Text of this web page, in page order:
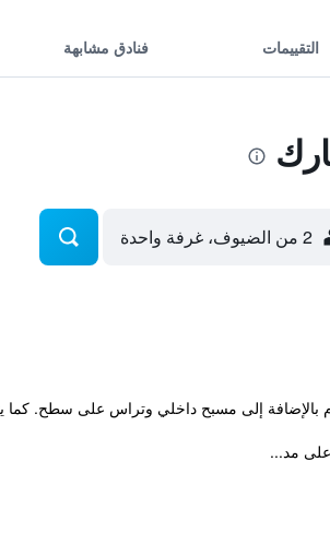
التقييمات فنادق مشابهة
2 من الضيوف، غرفة واحدة
مد...